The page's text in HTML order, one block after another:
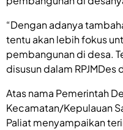
“Dengan adanya
tentu akan lebih fokus
pembangunan di desa.
disusun dalam RPJMDes
Atas nama Pemerintah
Kecamatan/Kepulauan
Paliat menyampaikan